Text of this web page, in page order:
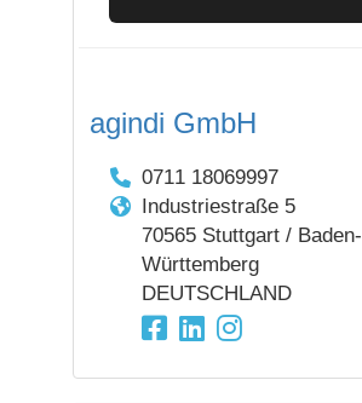
agindi GmbH
0711 18069997
Industriestraße 5
70565 Stuttgart / Baden-
Württemberg
DEUTSCHLAND